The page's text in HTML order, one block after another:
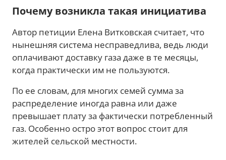
Почему возникла такая инициатива
Автор петиции Елена Витковская считает, что
нынешняя система несправедлива, ведь люди
оплачивают доставку газа даже в те месяцы,
когда практически им не пользуются.
По ее словам, для многих семей сумма за
распределение иногда равна или даже
превышает плату за фактически потребленный
газ. Особенно остро этот вопрос стоит для
жителей сельской местности.